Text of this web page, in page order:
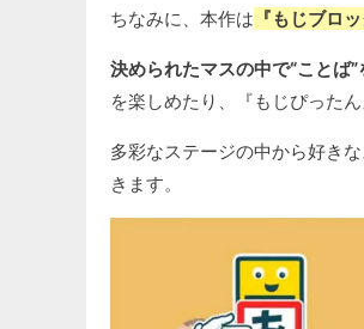
ちなみに、本作は 『もじブロ
決められたマスの中で“ことば
を楽しめたり、『もじぴった
多彩なステージの中から好き
きます。